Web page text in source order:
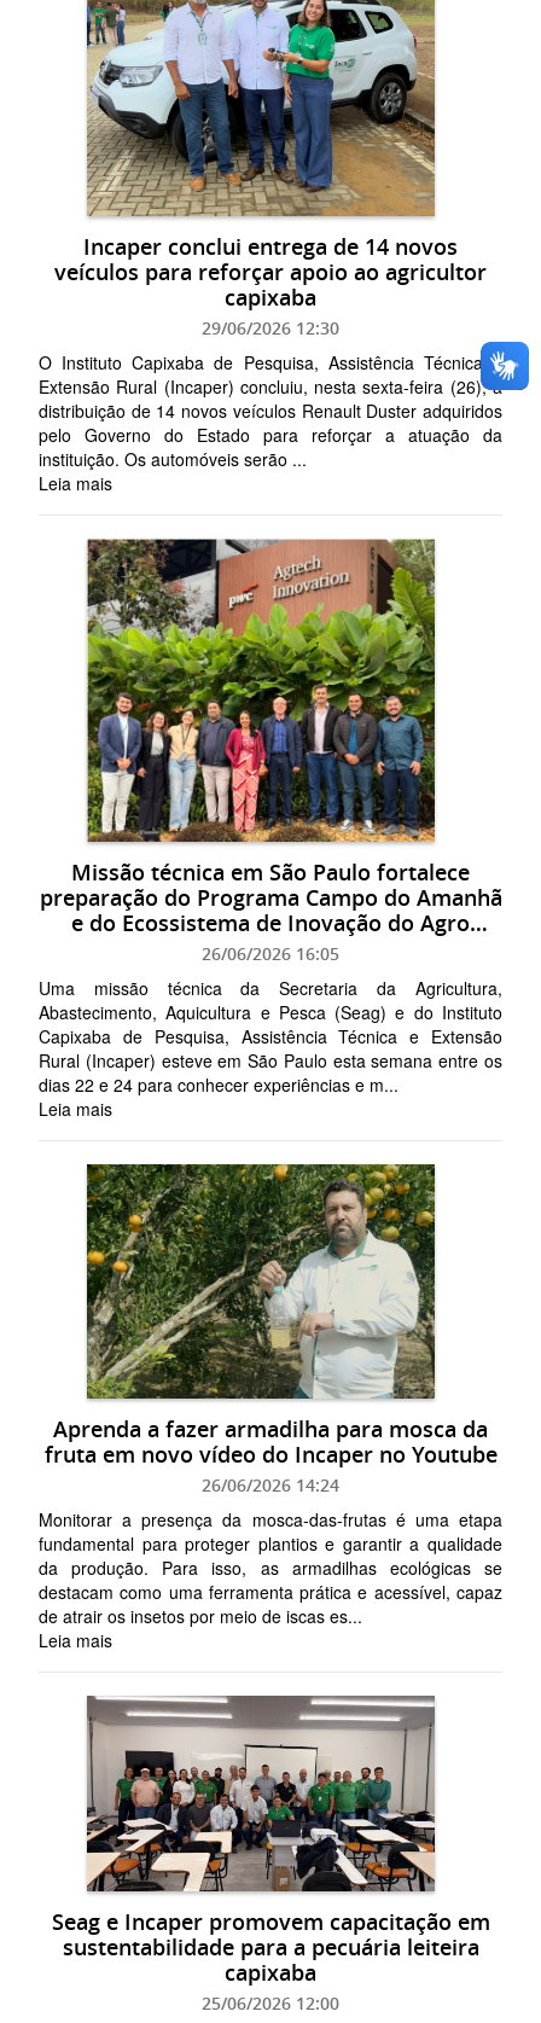
Incaper conclui entrega de 14 novos
veículos para reforçar apoio ao agricultor
capixaba
29/06/2026 12:30
O Instituto Capixaba de Pesquisa, Assistência Técnica e
Extensão Rural (Incaper) concluiu, nesta sexta-feira (26), a
distribuição de 14 novos veículos Renault Duster adquiridos
pelo Governo do Estado para reforçar a atuação da
instituição. Os automóveis serão ...
Leia mais
Missão técnica em São Paulo fortalece
preparação do Programa Campo do Amanhã
e do Ecossistema de Inovação do Agro
Capixaba
26/06/2026 16:05
Uma missão técnica da Secretaria da Agricultura,
Abastecimento, Aquicultura e Pesca (Seag) e do Instituto
Capixaba de Pesquisa, Assistência Técnica e Extensão
Rural (Incaper) esteve em São Paulo esta semana entre os
dias 22 e 24 para conhecer experiências e m...
Leia mais
Aprenda a fazer armadilha para mosca da
fruta em novo vídeo do Incaper no Youtube
26/06/2026 14:24
Monitorar a presença da mosca-das-frutas é uma etapa
fundamental para proteger plantios e garantir a qualidade
da produção. Para isso, as armadilhas ecológicas se
destacam como uma ferramenta prática e acessível, capaz
de atrair os insetos por meio de iscas es...
Leia mais
Seag e Incaper promovem capacitação em
sustentabilidade para a pecuária leiteira
capixaba
25/06/2026 12:00